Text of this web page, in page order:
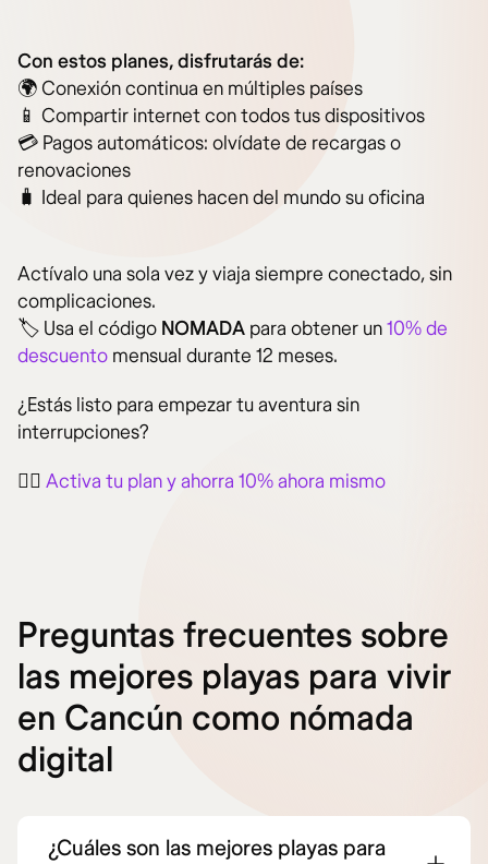
Con estos planes, disfrutarás de:
🌍 Conexión continua en múltiples países
📱 Compartir internet con todos tus dispositivos
💳 Pagos automáticos: olvídate de recargas o
renovaciones
🧳 Ideal para quienes hacen del mundo su oficina
Actívalo una sola vez y viaja siempre conectado, sin
complicaciones.
🏷️ Usa el código NOMADA para obtener un10% de
descuento mensual durante 12 meses.
¿Estás listo para empezar tu aventura sin
interrupciones?
👉🏻 Activa tu plan y ahorra 10% ahora mismo
Preguntas frecuentes sobre
las mejores playas para vivir
en Cancún como nómada
digital
¿Cuáles son las mejores playas para